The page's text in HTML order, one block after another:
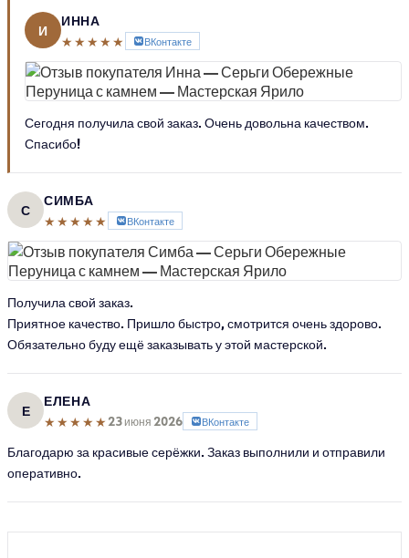
И
ИННА
★★★★★
ВКонтакте
Сегодня получила свой заказ. Очень довольна качеством.
Спасибо!
С
СИМБА
★★★★★
ВКонтакте
Получила свой заказ.
Приятное качество. Пришло быстро, смотрится очень здорово.
Обязательно буду ещё заказывать у этой мастерской.
Е
ЕЛЕНА
★★★★★ 23 июня 2026 ВКонтакте
Благодарю за красивые серёжки. Заказ выполнили и отправили
оперативно.